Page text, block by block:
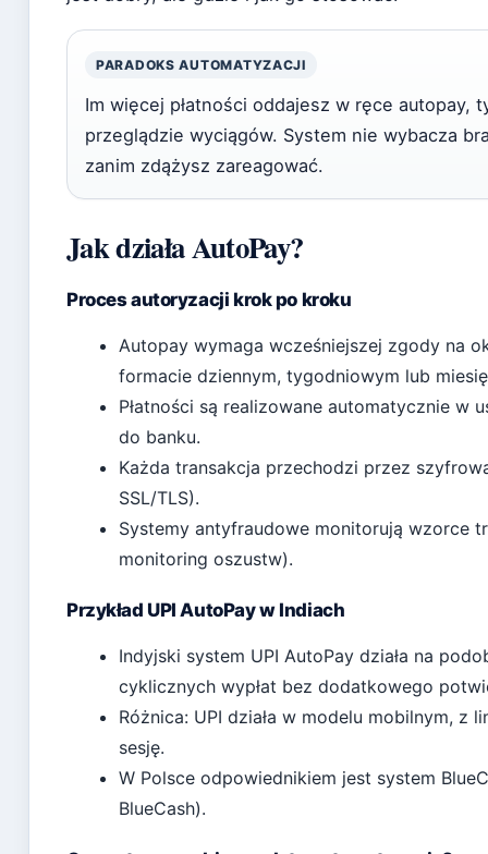
PARADOKS AUTOMATYZACJI
Im więcej płatności oddajesz w ręce autopay,
przeglądzie wyciągów. System nie wybacza
zanim zdążysz zareagować.
Jak działa AutoPay?
Proces autoryzacji krok po kroku
Autopay wymaga wcześniejszej zgody na
formacie dziennym, tygodniowym lub
Płatności są realizowane automatycznie w
do banku.
Każda transakcja przechodzi przez
SSL/TLS).
Systemy antyfraudowe monitorują wzorce
monitoring oszustw).
Przykład UPI AutoPay w Indiach
Indyjski system UPI AutoPay działa na
cyklicznych wypłat bez dodatkowego
Różnica: UPI działa w modelu mobilnym, z
sesję.
W Polsce odpowiednikiem jest system
BlueCash).